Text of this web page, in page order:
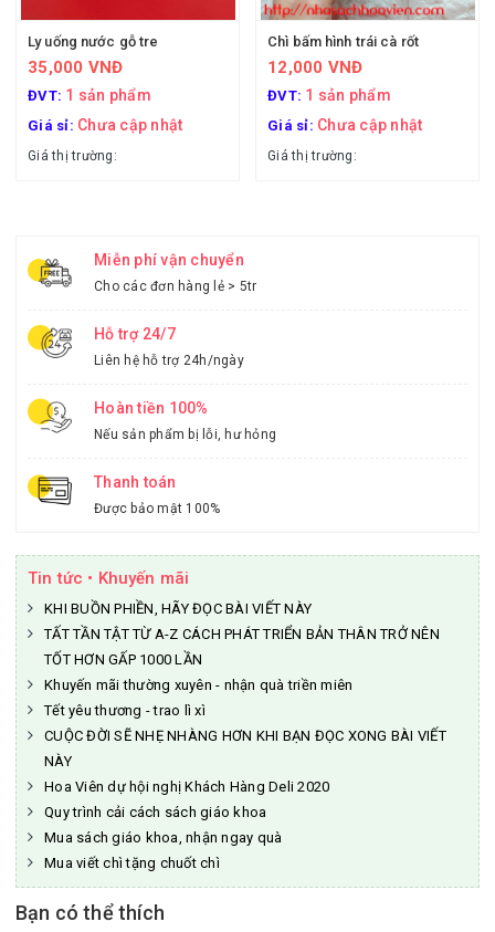
Ly uống nước gỗ tre
35,000 VNĐ
ĐVT: 1 sản phẩm
Giá sỉ: Chưa cập nhật
Giá thị trường:
Chì bấm hình trái cà rốt
12,000 VNĐ
ĐVT: 1 sản phẩm
Giá sỉ: Chưa cập nhật
Giá thị trường:
Miễn phí vận chuyển
Cho các đơn hàng lẻ > 5tr
Hỗ trợ 24/7
Liên hệ hỗ trợ 24h/ngày
Hoàn tiền 100%
Nếu sản phẩm bị lỗi, hư hỏng
Thanh toán
Được bảo mật 100%
Tin tức • Khuyến mãi
KHI BUỒN PHIỀN, HÃY ĐỌC BÀI VIẾT NÀY
TẤT TẦN TẬT TỪ A-Z CÁCH PHÁT TRIỂN BẢN THÂN TRỞ NÊN
TỐT HƠN GẤP 1000 LẦN
Khuyến mãi thường xuyên - nhận quà triền miên
Tết yêu thương - trao lì xì
CUỘC ĐỜI SẼ NHẸ NHÀNG HƠN KHI BẠN ĐỌC XONG BÀI VIẾT
NÀY
Hoa Viên dự hội nghị Khách Hàng Deli 2020
Quy trình cải cách sách giáo khoa
Mua sách giáo khoa, nhận ngay quà
Mua viết chì tặng chuốt chì
Bạn có thể thích